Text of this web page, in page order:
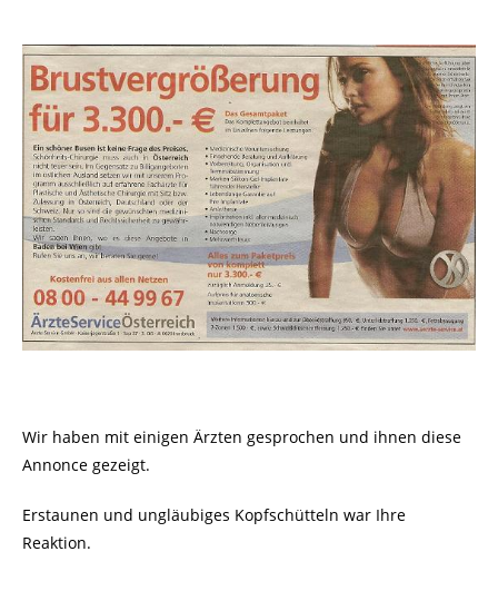
Wir haben mit einigen Ärzten gesprochen und ihnen diese
Annonce gezeigt.
Erstaunen und ungläubiges Kopfschütteln war Ihre
Reaktion.